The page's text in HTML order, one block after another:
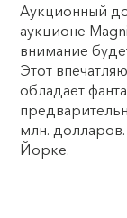
Аукционный
аукционе
внимание
Этот
обладает
млн.
Йорке.